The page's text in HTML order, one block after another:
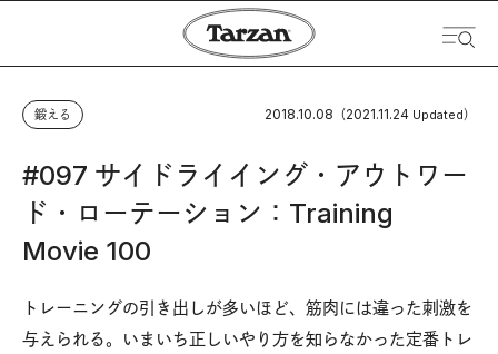
鍛える 2018.10.08 （2021.11.24 Updated）
#097 サイドライイング・アウトワー
ド・ローテーション：Training
Movie 100
トレーニングの引き出しが多いほど、筋肉には違った刺激を
与えられる。いまいち正しいやり方を知らなかった定番トレ